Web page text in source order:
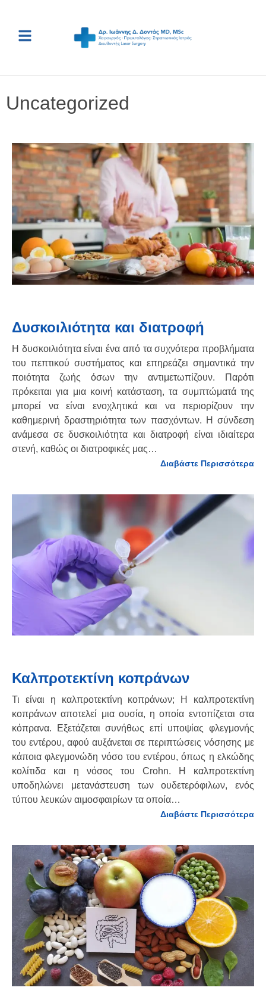
Uncategorized
Δυσκοιλιότητα και διατροφή
Η δυσκοιλιότητα είναι ένα από τα συχνότερα προβλήματα
του πεπτικού συστήματος και επηρεάζει σημαντικά την
ποιότητα ζωής όσων την αντιμετωπίζουν. Παρότι
πρόκειται για μια κοινή κατάσταση, τα συμπτώματά της
μπορεί να είναι ενοχλητικά και να περιορίζουν την
καθημερινή δραστηριότητα των πασχόντων. Η σύνδεση
ανάμεσα σε δυσκοιλιότητα και διατροφή είναι ιδιαίτερα
στενή, καθώς οι διατροφικές μας…
Διαβάστε Περισσότερα
Καλπροτεκτίνη κοπράνων
Τι είναι η καλπροτεκτίνη κοπράνων; Η καλπροτεκτίνη
κοπράνων αποτελεί μια ουσία, η οποία εντοπίζεται στα
κόπρανα. Εξετάζεται συνήθως επί υποψίας φλεγμονής
του εντέρου, αφού αυξάνεται σε περιπτώσεις νόσησης με
κάποια φλεγμονώδη νόσο του εντέρου, όπως η ελκώδης
κολίτιδα και η νόσος του Crohn. Η καλπροτεκτίνη
υποδηλώνει μετανάστευση των ουδετερόφιλων, ενός
τύπου λευκών αιμοσφαιρίων τα οποία…
Διαβάστε Περισσότερα